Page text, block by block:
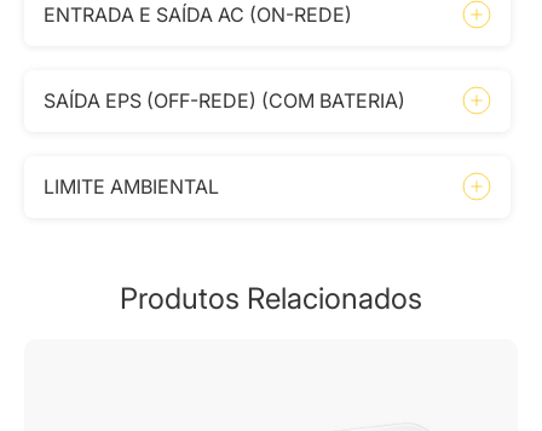
ENTRADA E SAÍDA AC (ON-REDE)
SAÍDA EPS (OFF-REDE) (COM BATERIA)
LIMITE AMBIENTAL
Produtos Relacionados